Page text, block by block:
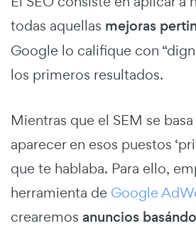
todas aquellas mejoras
Google lo califique con
los primeros resultados.
Mientras que el SEM se
aparecer en esos puestos
que te hablaba. Para ello,
herramienta de Google
crearemos anuncios